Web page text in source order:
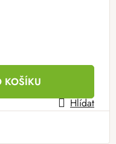
KOŠÍKU
Hlídat